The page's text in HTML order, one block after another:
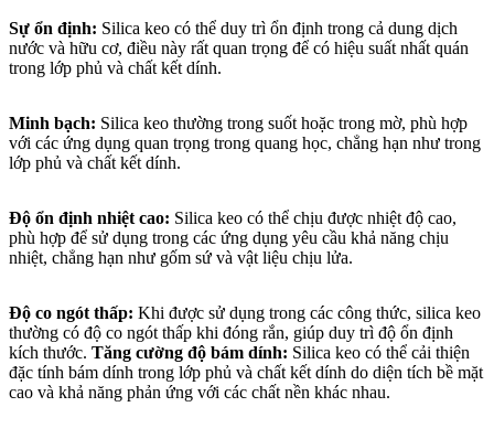
Sự ổn định: Silica keo có thể duy trì ổn định trong cả dung dịch
nước và hữu cơ, điều này rất quan trọng để có hiệu suất nhất quán
trong lớp phủ và chất kết dính.
Minh bạch: Silica keo thường trong suốt hoặc trong mờ, phù hợp
với các ứng dụng quan trọng trong quang học, chẳng hạn như trong
lớp phủ và chất kết dính.
Độ ổn định nhiệt cao: Silica keo có thể chịu được nhiệt độ cao,
phù hợp để sử dụng trong các ứng dụng yêu cầu khả năng chịu
nhiệt, chẳng hạn như gốm sứ và vật liệu chịu lửa.
Độ co ngót thấp: Khi được sử dụng trong các công thức, silica keo
thường có độ co ngót thấp khi đóng rắn, giúp duy trì độ ổn định
kích thước. Tăng cường độ bám dính: Silica keo có thể cải thiện
đặc tính bám dính trong lớp phủ và chất kết dính do diện tích bề mặt
cao và khả năng phản ứng với các chất nền khác nhau.